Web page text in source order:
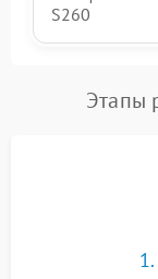
S260
Этапы